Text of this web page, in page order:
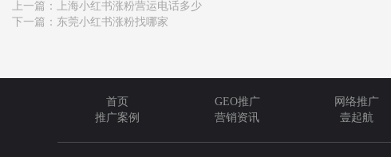
上一篇：
上海小红书涨粉营运电话多少
下一篇： 东莞小红书涨粉找哪家
首页 GEO推广 网络推广
推广案例
营销资讯 壹起航